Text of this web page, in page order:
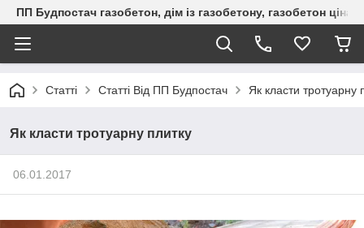
ПП Будпостач газобетон, дім із газобетону, газобетон
Статті Статті Від ПП Будпостач Як класти тротуарну
Як класти тротуарну плитку
06.01.2017